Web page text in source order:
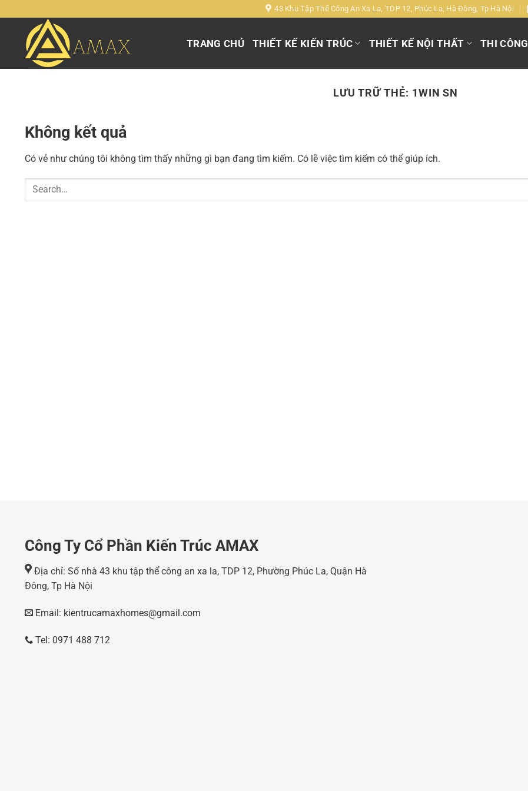
đến
43 Khu Tập Thể Công An Xa La, TDP 12, Phúc La, Hà Đông, Tp Hà Nội
TRANG CHỦ THIẾT KẾ KIẾN TRÚC THIẾT KẾ NỘI THẤT THI CÔNG
LƯU TRỮ THẺ: 1WIN SN
Không kết quả
Có vẻ như chúng tôi không tìm thấy những gì bạn đang tìm kiếm. Có lẽ việc tìm kiếm có thể giúp ích.
Công Ty Cổ Phần Kiến Trúc AMAX
Địa chỉ: Số nhà 43 khu tập thể công an xa la, TDP 12, Phường Phúc La, Quận Hà
Đông, Tp Hà Nội
Email: kientrucamaxhomes@gmail.com
Tel: 0971 488 712